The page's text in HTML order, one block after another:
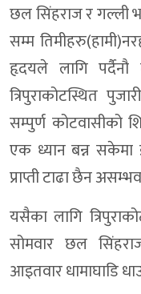
छल सिंहराज र गल्ली
सम्म
हृदयले लागि
त्रिपुराकोटस्थित
सम्पुर्ण कोटवासीको
एक ध्यान बन्न सकेमा
प्राप्ती टाढा छैन
यसैका लागि
सोमवार छल
आइतवार धामाघाडि